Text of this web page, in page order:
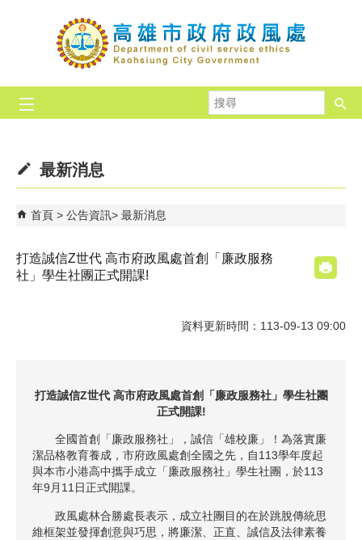
跳到主要內容區塊
尋
最新消息
首頁 公告資訊 最新消息
打造誠信Z世代 高市府政風處首創「廉政服務
社」學生社團正式開課!
資料更新時間：113-09-13 09:00
打造誠信Z世代 高市府政風處首創「廉政服務社」學生社團
正式開課!
全國首創「廉政服務社」，誠信「雄校廉」！為落實廉
潔品格教育養成，市府政風處創全國之先，自113學年度起
與本市小港高中攜手成立「廉政服務社」學生社團，於113
年9月11日正式開課。
政風處林合勝處長表示，成立社團目的在於跳脫傳統思
維框架並發揮創意與巧思，將廉潔、正直、誠信及法律素養